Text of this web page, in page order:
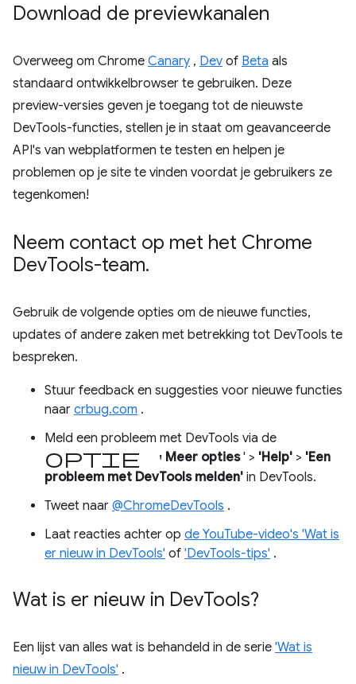
Download de previewkanalen
Overweeg om Chrome Canary , Dev of Beta als
standaard ontwikkelbrowser te gebruiken. Deze
preview-versies geven je toegang tot de nieuwste
DevTools-functies, stellen je in staat om geavanceerde
API's van webplatformen te testen en helpen je
problemen op je site te vinden voordat je gebruikers ze
tegenkomen!
Neem contact op met het Chrome
DevTools-team.
Gebruik de volgende opties om de nieuwe functies,
updates of andere zaken met betrekking tot DevTools te
bespreken.
Stuur feedback en suggesties voor nieuwe functies
naar crbug.com .
Meld een probleem met DevTools via de
optie ' Meer opties' > 'Help' > 'Een
probleem met DevTools melden' in DevTools.
Tweet naar @ChromeDevTools .
Laat reacties achter op de YouTube-video's 'Wat is
er nieuw in DevTools' of 'DevTools-tips' .
Wat is er nieuw in DevTools?
Een lijst van alles wat is behandeld in de serie 'Wat is
nieuw in DevTools' .